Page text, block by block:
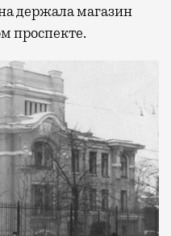
держала магазин
проспекте.